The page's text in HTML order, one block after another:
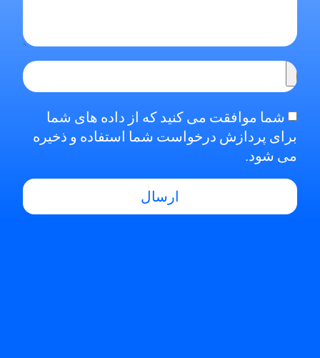
شما موافقت می کنید که از داده های شما
برای پردازش درخواست شما استفاده و ذخیره
می شود.
ارسال